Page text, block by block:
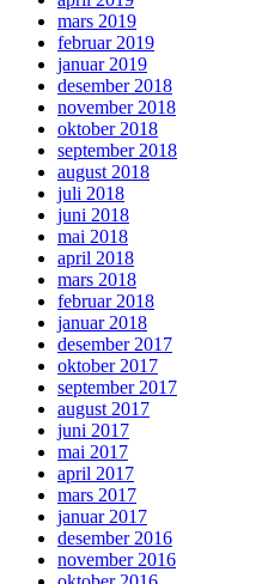
mars 2019
februar 2019
januar 2019
desember 2018
november 2018
oktober 2018
september 2018
august 2018
juli 2018
juni 2018
mai 2018
april 2018
mars 2018
februar 2018
januar 2018
desember 2017
oktober 2017
september 2017
august 2017
juni 2017
mai 2017
april 2017
mars 2017
januar 2017
desember 2016
november 2016